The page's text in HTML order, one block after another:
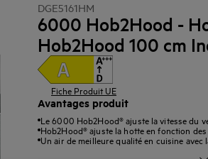
DGE5161HM
6000 Hob2Hood -
Hob2Hood 100 cm
Fiche Produit UE
Avantages produit
Le 6000 Hob2Hood® ajuste la vitesse du
Hob2Hood® ajuste la hotte en fonction
Un air de meilleure qualité en cuisine avec